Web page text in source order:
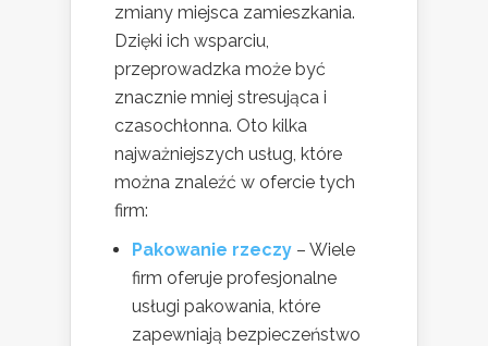
zmiany miejsca zamieszkania.
Dzięki ich wsparciu,
przeprowadzka może być
znacznie mniej stresująca i
czasochłonna. Oto kilka
najważniejszych usług, które
można znaleźć w ofercie tych
firm:
Pakowanie rzeczy – Wiele
firm oferuje profesjonalne
usługi pakowania, które
zapewniają bezpieczeństwo